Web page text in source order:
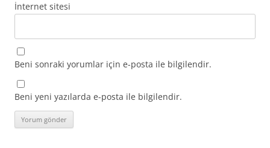
İnternet sitesi
Beni sonraki yorumlar için e-posta ile bilgilendir.
Beni yeni yazılarda e-posta ile bilgilendir.